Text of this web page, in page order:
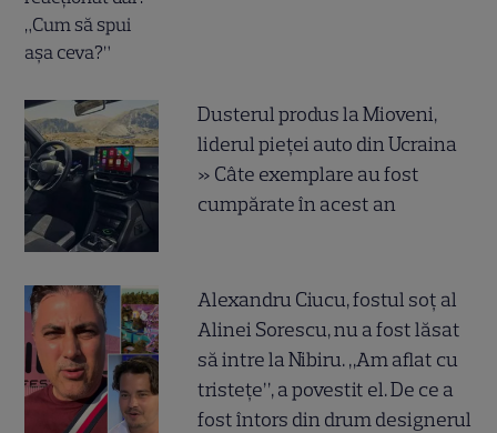
Dusterul produs la Mioveni,
liderul pieței auto din Ucraina
» Câte exemplare au fost
cumpărate în acest an
Alexandru Ciucu, fostul soț al
Alinei Sorescu, nu a fost lăsat
să intre la Nibiru. „Am aflat cu
tristețe”, a povestit el. De ce a
fost întors din drum designerul